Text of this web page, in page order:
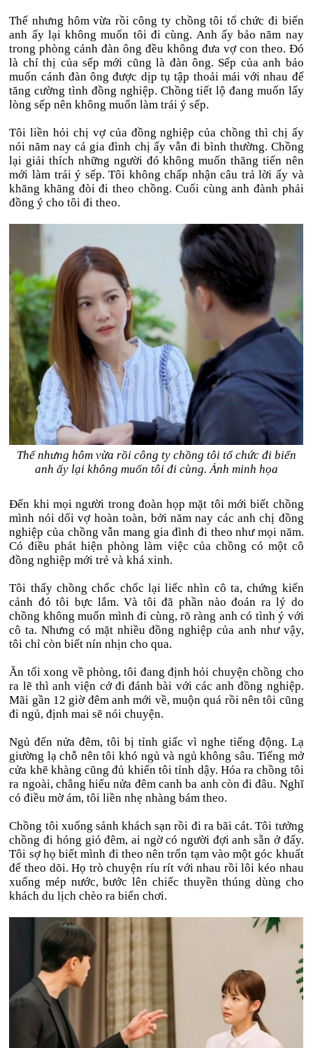
Thế nhưng hôm vừa rồi công ty chồng tôi tổ chức đi biển
anh ấy lại không muốn tôi đi cùng. Anh ấy bảo năm nay
trong phòng cánh đàn ông đều không đưa vợ con theo. Đó
là chỉ thị của sếp mới cũng là đàn ông. Sếp của anh bảo
muốn cánh đàn ông được dịp tụ tập thoải mái với nhau để
tăng cường tình đồng nghiệp. Chồng tiết lộ đang muốn lấy
lòng sếp nên không muốn làm trái ý sếp.
Tôi liền hỏi chị vợ của đồng nghiệp của chồng thì chị ấy
nói năm nay cả gia đình chị ấy vẫn đi bình thường. Chồng
lại giải thích những người đó không muốn thăng tiến nên
mới làm trái ý sếp. Tôi không chấp nhận câu trả lời ấy và
khăng khăng đòi đi theo chồng. Cuối cùng anh đành phải
đồng ý cho tôi đi theo.
Thế nhưng hôm vừa rồi công ty chồng tôi tổ chức đi biển
anh ấy lại không muốn tôi đi cùng. Ảnh minh họa
Đến khi mọi người trong đoàn họp mặt tôi mới biết chồng
mình nói dối vợ hoàn toàn, bởi năm nay các anh chị đồng
nghiệp của chồng vẫn mang gia đình đi theo như mọi năm.
Có điều phát hiện phòng làm việc của chồng có một cô
đồng nghiệp mới trẻ và khá xinh.
Tôi thấy chồng chốc chốc lại liếc nhìn cô ta, chứng kiến
cảnh đó tôi bực lắm. Và tôi đã phần nào đoán ra lý do
chồng không muốn mình đi cùng, rõ ràng anh có tình ý với
cô ta. Nhưng có mặt nhiều đồng nghiệp của anh như vậy,
tôi chỉ còn biết nín nhịn cho qua.
Ăn tối xong về phòng, tôi đang định hỏi chuyện chồng cho
ra lẽ thì anh viện cớ đi đánh bài với các anh đồng nghiệp.
Mãi gần 12 giờ đêm anh mới về, muộn quá rồi nên tôi cũng
đi ngủ, định mai sẽ nói chuyện.
Ngủ đến nửa đêm, tôi bị tỉnh giấc vì nghe tiếng động. Lạ
giường lạ chỗ nên tôi khó ngủ và ngủ không sâu. Tiếng mở
cửa khẽ khàng cũng đủ khiến tôi tỉnh dậy. Hóa ra chồng tôi
ra ngoài, chẳng hiểu nửa đêm canh ba anh còn đi đâu. Nghĩ
có điều mờ ám, tôi liền nhẹ nhàng bám theo.
Chồng tôi xuống sảnh khách sạn rồi đi ra bãi cát. Tôi tưởng
chồng đi hóng gió đêm, ai ngờ có người đợi anh sẵn ở đấy.
Tôi sợ họ biết mình đi theo nên trốn tạm vào một góc khuất
để theo dõi. Họ trò chuyện ríu rít với nhau rồi lôi kéo nhau
xuống mép nước, bước lên chiếc thuyền thúng dùng cho
khách du lịch chèo ra biển chơi.